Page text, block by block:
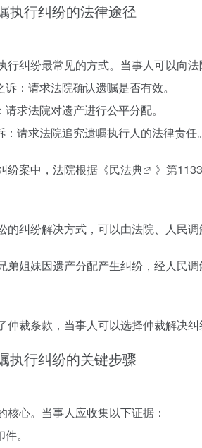
执行纠纷的法律途径
行纠纷最常见的方式。当事人可以向法
：请求法院确认遗嘱是否有效。
求法院对遗产进行公平分配。
请求法院追究遗嘱执行人的法律责任。
纷案中，法院根据《民法典 》第
的纠纷解决方式，可以由法院、人民
弟姐妹因遗产分配产生纠纷，经人民
仲裁条款，当事人可以选择仲裁解决
执行纠纷的关键步骤
核心。当事人应收集以下证据：
。